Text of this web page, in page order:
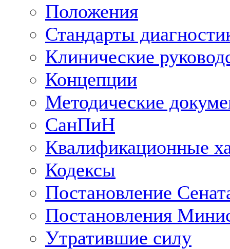
Положения
Стандарты
Клинические
Концепции
Методические
СанПиН
Квалификационные
Кодексы
Постановление
Постановления
Утратившие силу